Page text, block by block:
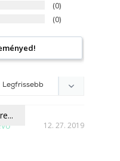
0
0
12. 27. 2019